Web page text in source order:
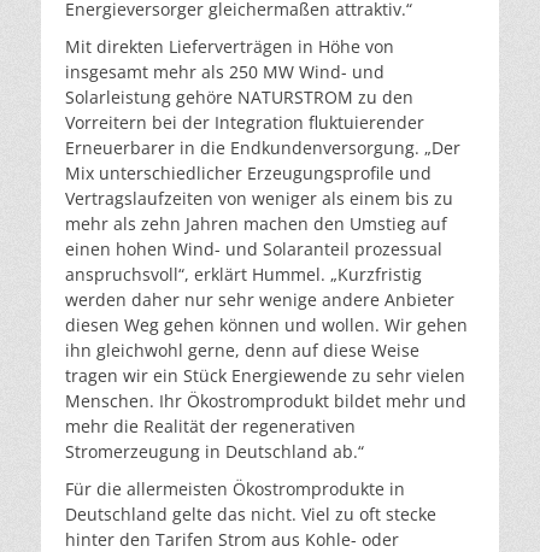
Energieversorger gleichermaßen attraktiv.“
Mit direkten Lieferverträgen in Höhe von
insgesamt mehr als 250 MW Wind- und
Solarleistung gehöre NATURSTROM zu den
Vorreitern bei der Integration fluktuierender
Erneuerbarer in die Endkundenversorgung. „Der
Mix unterschiedlicher Erzeugungsprofile und
Vertragslaufzeiten von weniger als einem bis zu
mehr als zehn Jahren machen den Umstieg auf
einen hohen Wind- und Solaranteil prozessual
anspruchsvoll“, erklärt Hummel. „Kurzfristig
werden daher nur sehr wenige andere Anbieter
diesen Weg gehen können und wollen. Wir gehen
ihn gleichwohl gerne, denn auf diese Weise
tragen wir ein Stück Energiewende zu sehr vielen
Menschen. Ihr Ökostromprodukt bildet mehr und
mehr die Realität der regenerativen
Stromerzeugung in Deutschland ab.“
Für die allermeisten Ökostromprodukte in
Deutschland gelte das nicht. Viel zu oft stecke
hinter den Tarifen Strom aus Kohle- oder